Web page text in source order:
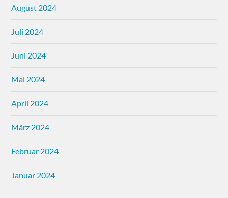
August 2024
Juli 2024
Juni 2024
Mai 2024
April 2024
März 2024
Februar 2024
Januar 2024